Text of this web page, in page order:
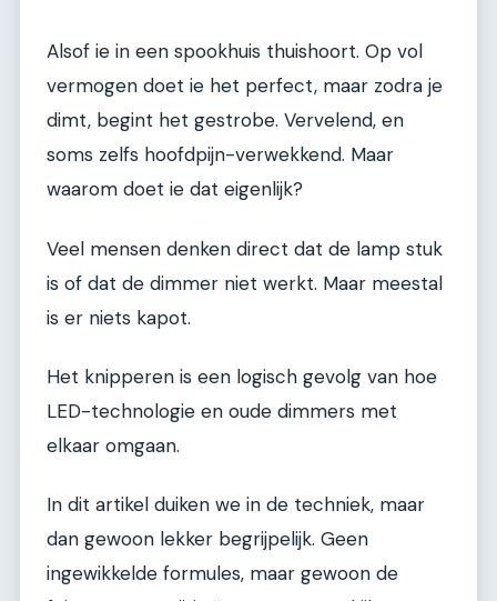
Alsof ie in een spookhuis thuishoort. Op vol
vermogen doet ie het perfect, maar zodra je
dimt, begint het gestrobe. Vervelend, en
soms zelfs hoofdpijn-verwekkend. Maar
waarom doet ie dat eigenlijk?
Veel mensen denken direct dat de lamp stuk
is of dat de dimmer niet werkt. Maar meestal
is er niets kapot.
Het knipperen is een logisch gevolg van hoe
LED-technologie en oude dimmers met
elkaar omgaan.
In dit artikel duiken we in de techniek, maar
dan gewoon lekker begrijpelijk. Geen
ingewikkelde formules, maar gewoon de